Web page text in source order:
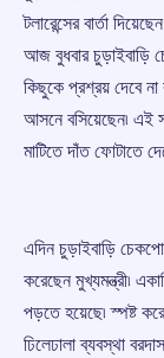
টলারেন্সের বার্তা
আজ বুধবার চুড়াইবাড়ি
কিছুকে প্রশ্রয় দেবে না
আসনে বসিয়েছেন৷ এই
মাটিতে দাঁত ফোটাতে
এদিন চুড়াইবাড়ি
করেছেন মুখ্যমন্ত্রী৷
পড়তে হয়েছে৷ স্পষ্ট
ঢিলেঢালা ব্যবস্থা